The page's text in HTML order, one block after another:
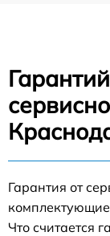
Гарантия от
Что считается